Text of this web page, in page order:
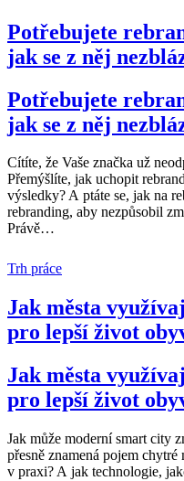
Potřebujete
jak se z něj
Potřebujete
jak se z něj
Cítíte, že Vaše značka už
Přemýšlíte, jak uchopit
výsledky? A ptáte se, jak na
rebranding, aby nezpůsobil
Právě…
Trh práce
Jak města
pro lepší život
Jak města
pro lepší život
Jak může moderní smart city
přesně znamená pojem
v praxi? A jak technologie,